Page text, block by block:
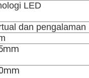
LED
dan